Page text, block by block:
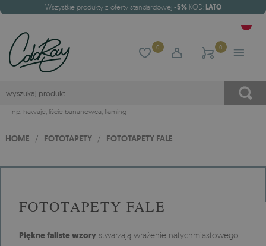
Wszystkie produkty z oferty standardowej -5%KOD:LATO
0 0
np. hawaje, liście bananowca, flaming
HOME / FOTOTAPETY / FOTOTAPETY FALE
FOTOTAPETY FALE
Piękne faliste wzory stwarzają wrażenie natychmiastowego